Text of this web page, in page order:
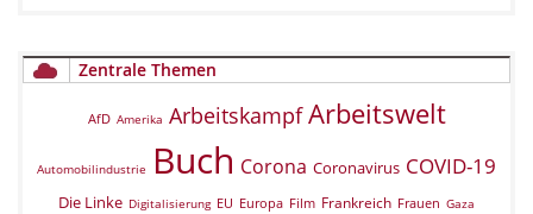
Zentrale Themen
AfD Amerika Arbeitskampf Arbeitswelt
Automobilindustrie Buch Corona Coronavirus COVID-19
Die Linke Digitalisierung EU Europa Film Frankreich Frauen Gaza